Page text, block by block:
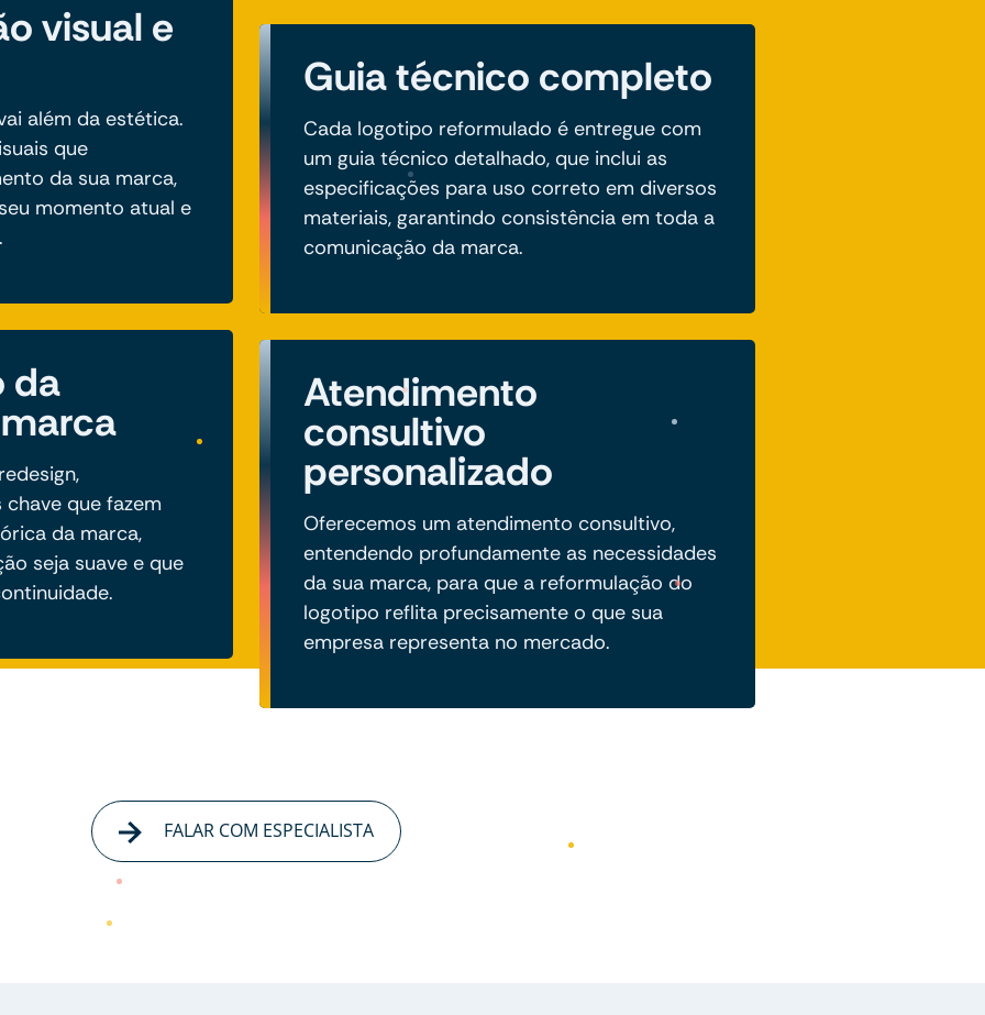
visual e
além da estética.
que
da sua marca,
momento atual e
da
que fazem
da marca,
seja suave e que
Guia técnico completo
Cada logotipo reformulado é entregue com
um guia técnico detalhado, que inclui as
especificações para uso correto em diversos
materiais, garantindo consistência em toda a
comunicação da marca.
Atendimento
consultivo
personalizado
Oferecemos um atendimento consultivo,
entendendo profundamente as necessidades
da sua marca, para que a reformulação do
logotipo reflita precisamente o que sua
empresa representa no mercado.
FALAR COM ESPECIALISTA